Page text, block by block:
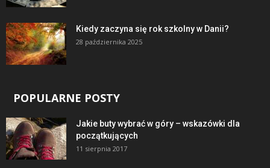
Kiedy zaczyna się rok szkolny w Danii?
28 października 2025
POPULARNE POSTY
Jakie buty wybrać w góry – wskazówki dla
początkujących
11 sierpnia 2017